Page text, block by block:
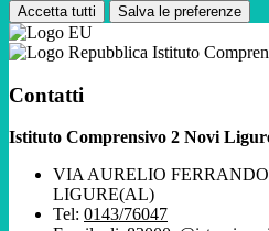
Accetta tutti Salva le preferenze
Istituto
Contatti
Istituto Comprensivo 2 Novi
VIA AURELIO
LIGURE(AL)
Tel: 0143/76047